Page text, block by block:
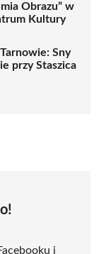
Obrazu” w
Kultury
Sny
przy Staszica
i